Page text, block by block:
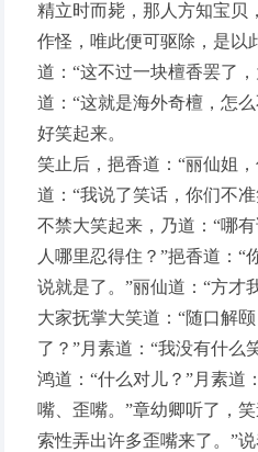
精立时而毙，那人方知宝贝
作怪，唯此便可驱除，是以
道：“这不过一块檀香罢了
道：“这就是海外奇檀，怎
好笑起来。
笑止后，挹香道：“丽仙姐
道：“我说了笑话，你们不
不禁大笑起来，乃道：“哪
人哪里忍得住？”挹香道：“
说就是了。”丽仙道：“方才
大家抚掌大笑道：“随口解
了？”月素道：“我没有什么
鸿道：“什么对儿？”月素道
嘴、歪嘴。”章幼卿听了，
索性弄出许多歪嘴来了。”